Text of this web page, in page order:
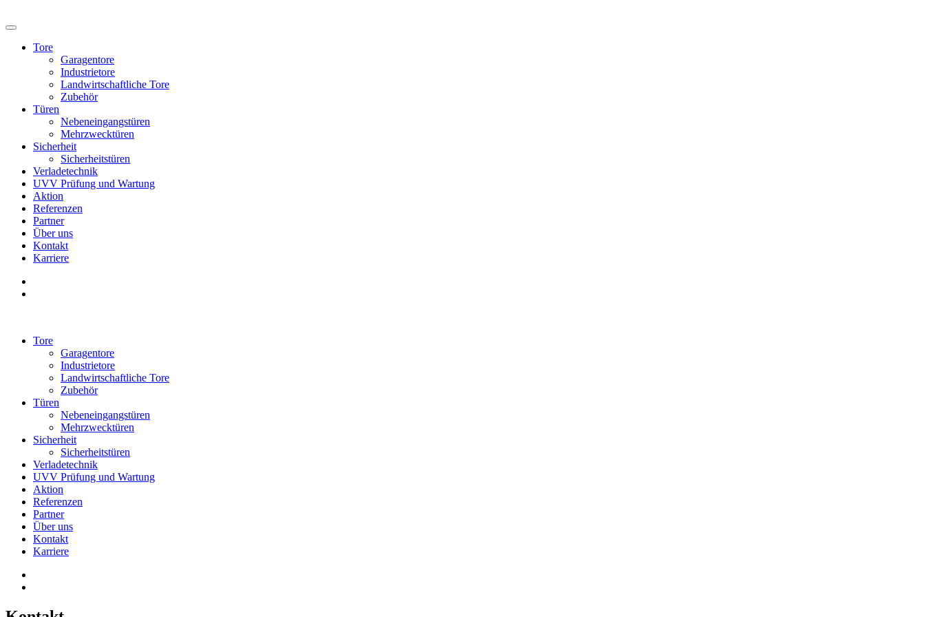
Tore
Garagentore
Industrietore
Landwirtschaftliche Tore
Zubehör
Türen
Nebeneingangstüren
Mehrzwecktüren
Sicherheit
Sicherheitstüren
Verladetechnik
UVV Prüfung und Wartung
Aktion
Referenzen
Partner
Über uns
Kontakt
Karriere
Tore
Garagentore
Industrietore
Landwirtschaftliche Tore
Zubehör
Türen
Nebeneingangstüren
Mehrzwecktüren
Sicherheit
Sicherheitstüren
Verladetechnik
UVV Prüfung und Wartung
Aktion
Referenzen
Partner
Über uns
Kontakt
Karriere